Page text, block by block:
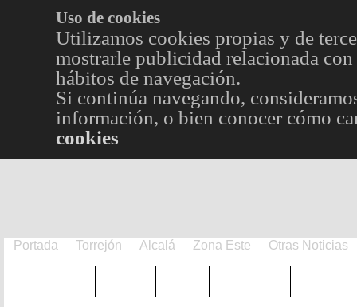
Uso de cookies
Utilizamos cookies propias y de
mostrarle publicidad relacionada
hábitos de navegación.
Si continúa navegando,
información, o bien conocer cómo
cookies
Portada Torrejón Alcalá Zona Este Otras Noticias